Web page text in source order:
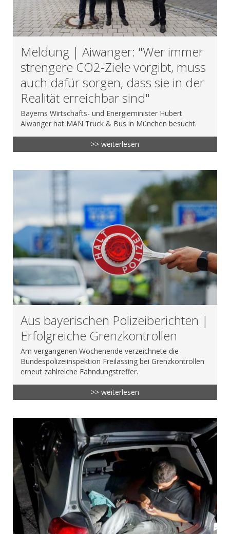
Meldung | Aiwanger: "Wer immer
strengere CO2-Ziele vorgibt, muss
auch dafür sorgen, dass sie in der
Realität erreichbar sind"
Bayerns Wirtschafts- und Energieminister Hubert
Aiwanger hat MAN Truck & Bus in München besucht.
>> weiterlesen
Aus bayerischen Polizeiberichten |
Erfolgreiche Grenzkontrollen
Am vergangenen Wochenende verzeichnete die
Bundespolizeiinspektion Freilassing bei Grenzkontrollen
erneut zahlreiche Fahndungstreffer.
>> weiterlesen